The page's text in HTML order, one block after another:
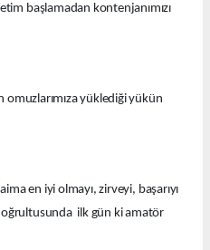
başlamadan kontenjanımızı
yüklediği yükün
en iyi olmayı, zirveyi, başarıyı
ilk gün ki amatör